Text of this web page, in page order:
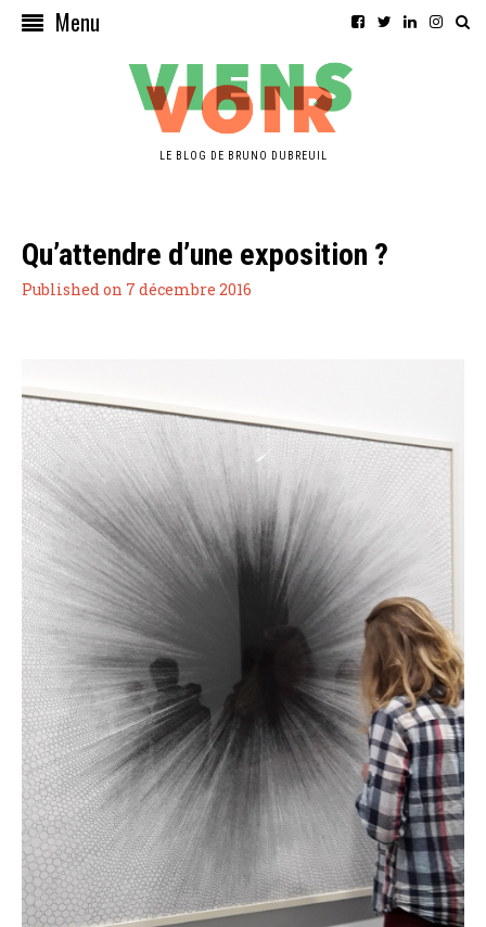
Menu
LE BLOG DE BRUNO DUBREUIL
Qu’attendre d’une exposition ?
Published on 7 décembre 2016